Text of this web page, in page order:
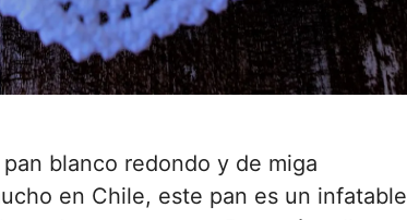
blanco redondo y de miga
en Chile, este pan es un infatable